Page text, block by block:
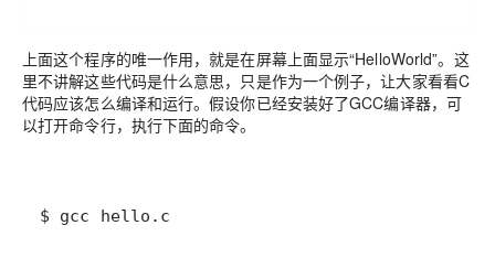
上面这个程序的唯一作用，就是在屏幕上面显示“HelloWorld”。这
里不讲解这些代码是什么意思，只是作为一个例子，让大家看看C
代码应该怎么编译和运行。假设你已经安装好了GCC编译器，可
以打开命令行，执行下面的命令。
$ gcc hello.c